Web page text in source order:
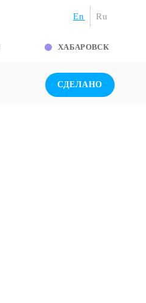
En Ru
ХАБАРОВСК
СДЕЛАНО